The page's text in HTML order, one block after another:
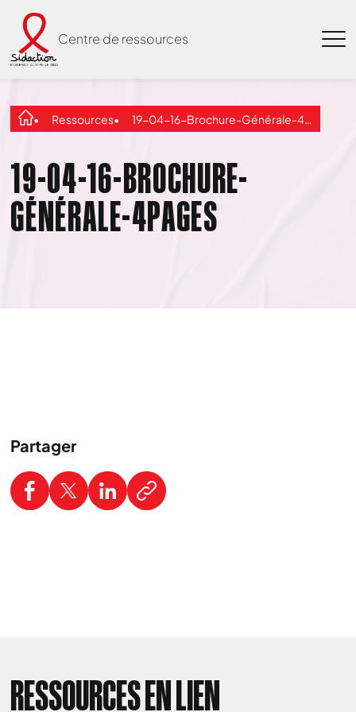
Centre de ressources
Ressources 19-04-16-Brochure-Générale-4pages
19-04-16-BROCHURE-
GÉNÉRALE-4PAGES
Partager
RESSOURCES EN LIEN